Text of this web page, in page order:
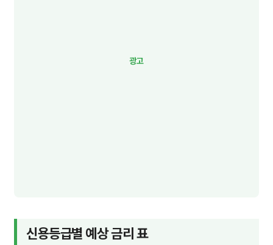
신용등급별 예상 금리 표